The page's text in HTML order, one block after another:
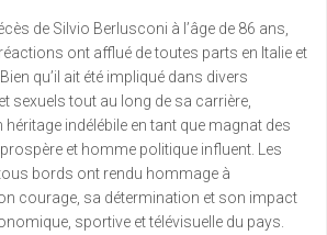
de Silvio Berlusconi à l’âge de 86 ans,
ont afflué de toutes parts en Italie et
qu’il ait été impliqué dans divers
sexuels tout au long de sa carrière,
indélébile en tant que magnat des
et homme politique influent. Les
bords ont rendu hommage à
courage, sa détermination et son impact
sportive et télévisuelle du pays.